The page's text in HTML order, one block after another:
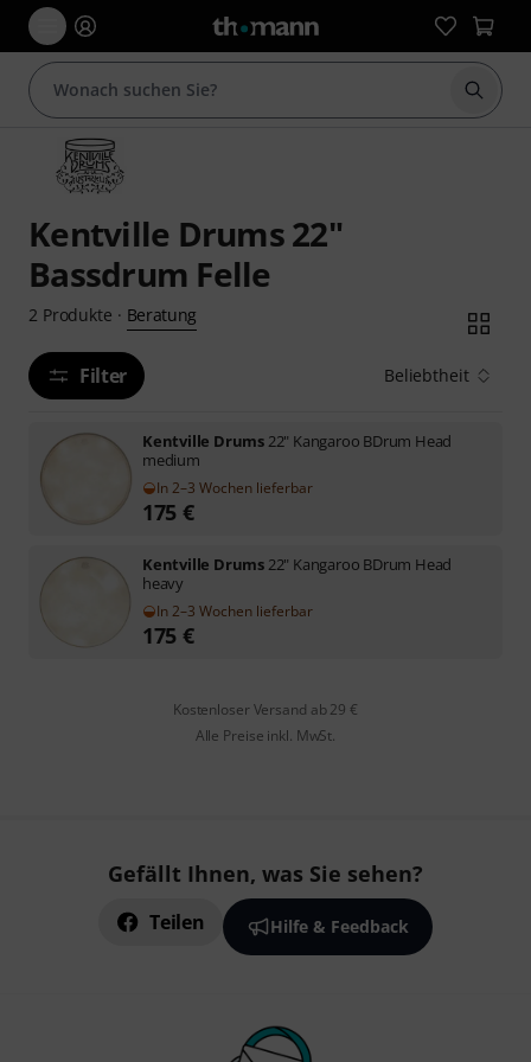
Suche
Kentville Drums 22"
Bassdrum Felle
2 Produkte · Beratung
Filter Beliebtheit
Kentville Drums 22" Kangaroo BDrum Head
medium
In 2–3 Wochen lieferbar
175 €
Kentville Drums 22" Kangaroo BDrum Head
heavy
In 2–3 Wochen lieferbar
175 €
Kostenloser Versand ab 29 €
Alle Preise inkl. MwSt.
Gefällt Ihnen, was Sie sehen?
Teilen Hilfe & Feedback